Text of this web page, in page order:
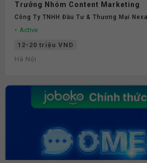
Trưởng Nhóm Content Marketing
Công Ty TNHH Đầu Tư & Thương Mại
Active
12-20 triệu VND
Hà Nội